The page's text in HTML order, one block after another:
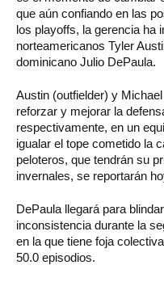
que aún confiando en las
los playoffs, la gerencia ha
norteamericanos Tyler
dominicano Julio DePaula.
Austin (outfielder) y
reforzar y mejorar la
respectivamente, en un
igualar el tope cometido la
peloteros, que tendrán su
invernales, se reportarán
DePaula llegará para
inconsistencia durante la
en la que tiene foja
50.0 episodios.